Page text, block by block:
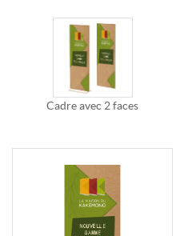
Cadre avec 2 faces